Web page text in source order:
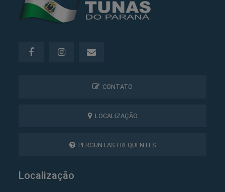
CONTATO
LOCALIZAÇÃO
PERGUNTAS FREQUENTES
Localização